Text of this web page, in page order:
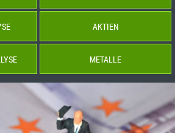
AKTIEN
METALLE